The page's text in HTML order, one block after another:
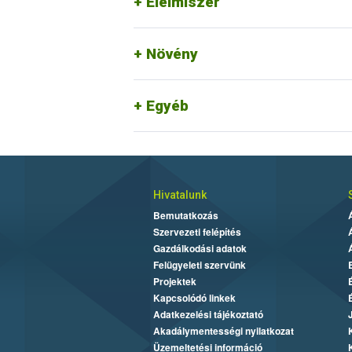
Növény
Egyéb
Hivatalunk
Bemutatkozás
Szervezeti felépítés
Gazdálkodási adatok
Felügyeleti szervünk
Projektek
Kapcsolódó linkek
Adatkezelési tájékoztató
Akadálymentességi nyilatkozat
Üzemeltetési információ